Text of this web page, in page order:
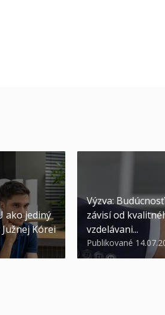
ako jediný
Kórei
Výzva:
závisí od
vzdelávani...
Publikované